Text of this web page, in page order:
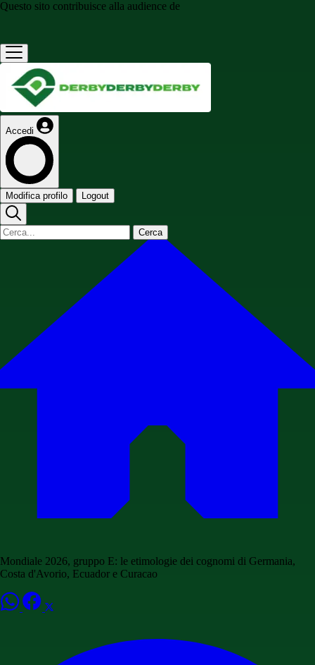
Questo sito contribuisce alla audience de
Accedi
Modifica profilo Logout
Cerca
Mondiale 2026, gruppo E: le etimologie dei cognomi di Germania,
Costa d'Avorio, Ecuador e Curacao